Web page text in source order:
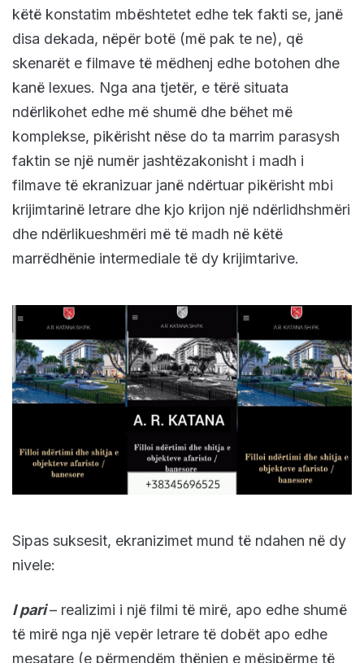
këtë konstatim mbështetet edhe tek fakti se, janë
disa dekada, nëpër botë (më pak te ne), që
skenarët e filmave të mëdhenj edhe botohen dhe
kanë lexues. Nga ana tjetër, e tërë situata
ndërlikohet edhe më shumë dhe bëhet më
komplekse, pikërisht nëse do ta marrim parasysh
faktin se një numër jashtëzakonisht i madh i
filmave të ekranizuar janë ndërtuar pikërisht mbi
krijimtarinë letrare dhe kjo krijon një ndërlidhshmëri
dhe ndërlikueshmëri më të madh në këtë
marrëdhënie intermediale të dy krijimtarive.
Sipas suksesit, ekranizimet mund të ndahen në dy
nivele:
I pari– realizimi i një filmi të mirë, apo edhe shumë
të mirë nga një vepër letrare të dobët apo edhe
mesatare (e përmendëm thënien e mësipërme të